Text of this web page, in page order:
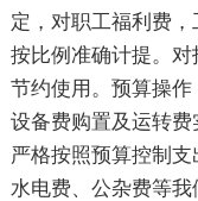
定，对职工福利费
按比例准确计提。
节约使用。预算操
设备费购置及运转
严格按照预算控制支
水电费、公杂费等